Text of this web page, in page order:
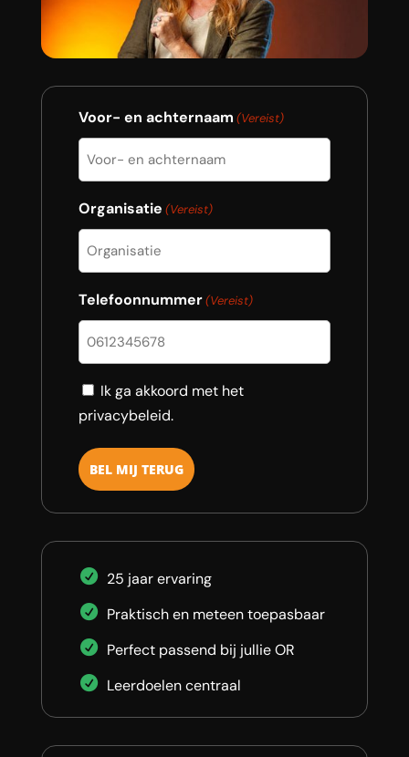
Voor- en achternaam (Vereist)
Organisatie (Vereist)
Telefoonnummer(Vereist)
Consent
Ik ga akkoord met het
privacybeleid.
25 jaar ervaring
Praktisch en meteen toepasbaar
Perfect passend bij jullie OR
Leerdoelen centraal